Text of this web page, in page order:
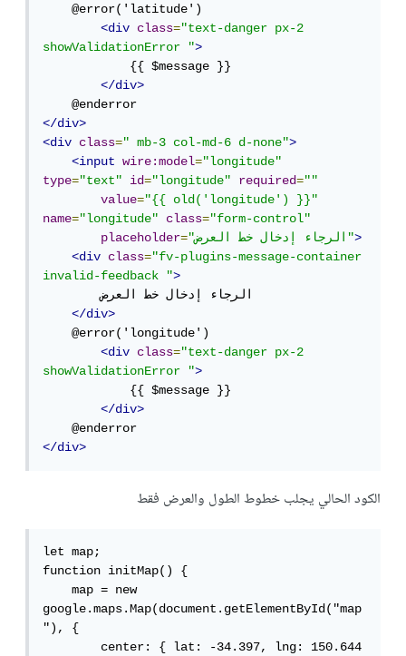
    @error('latitude')
<div
class="text-danger px-2
showValidationError ">
            {{ $message }}
</div>
</div>
<div
class=" mb-3 col-md-6 d-none">
<input
wire:model="longitude"
type="text" id="longitude" required=""
value="{{ old('longitude') }}"
name="longitude" class="form-control"
placeholder= "الرجاء إدخال خط العرض">
<div
class="fv-plugins-message-container
invalid-feedback ">
        الرجاء إدخال خط العرض
</div>
    @error('longitude')
<div
class="text-danger px-2
showValidationError ">
            {{ $message }}
</div>
</div>
الكود الحالي يجلب خطوط الطول والعرض فقط
let map;
function initMap() {
    map = new
google.maps.Map(document.getElementById("map
"), {
        center: { lat: -34.397, lng: 150.644